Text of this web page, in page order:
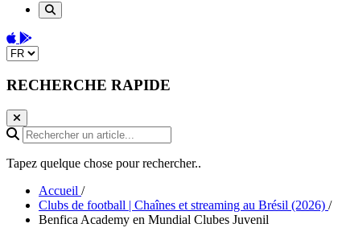
Download on the App Store
Get it on Google Play
Change language
RECHERCHE RAPIDE
Rechercher un article...
Tapez quelque chose pour rechercher..
Accueil /
Clubs de football | Chaînes et streaming au Brésil (2026) /
Benfica Academy en Mundial Clubes Juvenil